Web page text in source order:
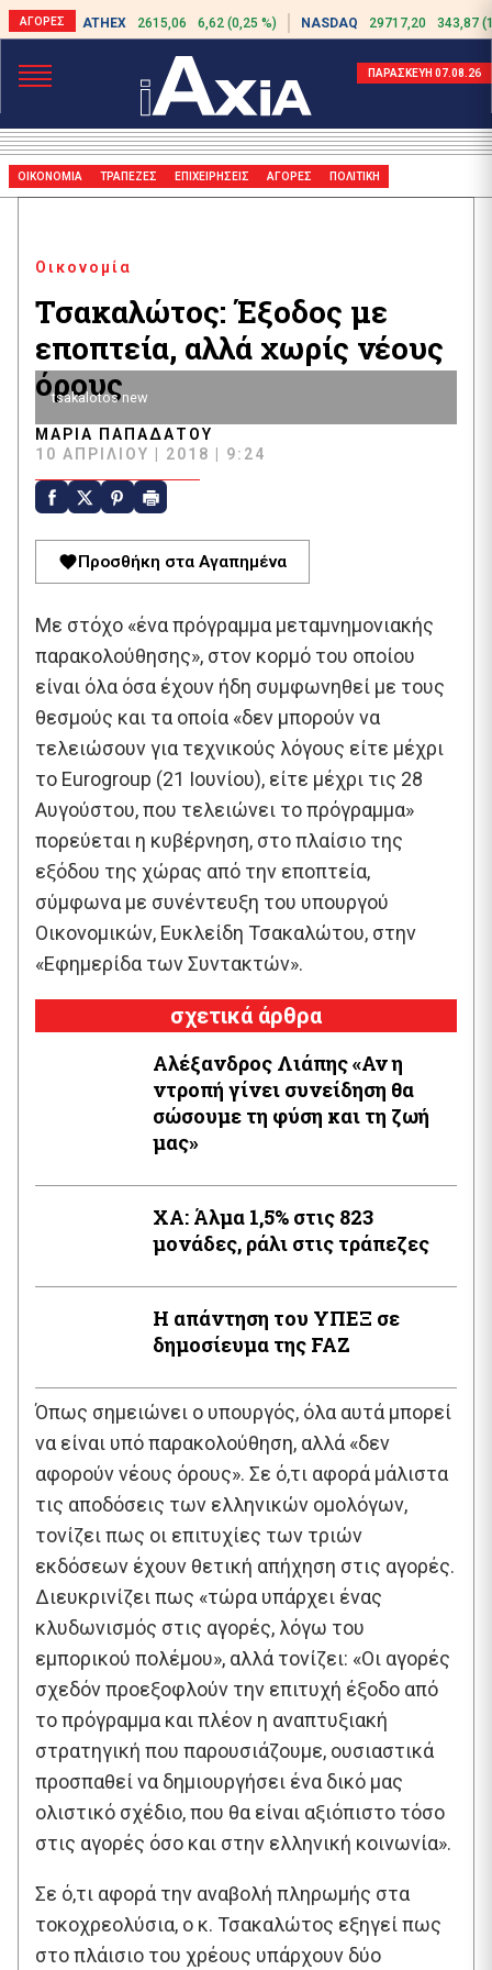
ATHEX 2615,06 6,62 (0,25 %) NASDAQ 29717,20 343,87
ΠΑΡΑΣΚΕΥΗ 07.08.26
ΟΙΚΟΝΟΜΙΑ ΤΡΑΠΕΖΕΣ ΕΠΙΧΕΙΡΗΣΕΙΣ ΑΓΟΡΕΣ ΠΟΛΙΤΙΚΗ
Οικονομία
Τσακαλώτος: Έξοδος με
εποπτεία, αλλά χωρίς νέους
όρους
tsakalotos new
ΜΑΡΊΑ ΠΑΠΑΔΆΤΟΥ
10 ΑΠΡΙΛΊΟΥ | 2018 | 9:24
Προσθήκη στα Αγαπημένα
Με στόχο «ένα πρόγραμμα μεταμνημονιακής
παρακολούθησης», στον κορμό του οποίου
είναι όλα όσα έχουν ήδη συμφωνηθεί με τους
θεσμούς και τα οποία «δεν μπορούν να
τελειώσουν για τεχνικούς λόγους είτε μέχρι
το Eurogroup (21 Ιουνίου), είτε μέχρι τις 28
Αυγούστου, που τελειώνει το πρόγραμμα»
πορεύεται η κυβέρνηση, στο πλαίσιο της
εξόδου της χώρας από την εποπτεία,
σύμφωνα με συνέντευξη του υπουργού
Οικονομικών, Ευκλείδη Τσακαλώτου, στην
«Εφημερίδα των Συντακτών».
σχετικά άρθρα
Αλέξανδρος Λιάπης «Αν η
ντροπή γίνει συνείδηση θα
σώσουμε τη φύση και τη ζωή
μας»
XA: Άλμα 1,5% στις 823
μονάδες, ράλι στις τράπεζες
Η απάντηση του ΥΠΕΞ σε
δημοσίευμα της FAZ
Όπως σημειώνει ο υπουργός, όλα αυτά μπορεί
να είναι υπό παρακολούθηση, αλλά «δεν
αφορούν νέους όρους». Σε ό,τι αφορά μάλιστα
τις αποδόσεις των ελληνικών ομολόγων,
τονίζει πως οι επιτυχίες των τριών
εκδόσεων έχουν θετική απήχηση στις αγορές.
Διευκρινίζει πως «τώρα υπάρχει ένας
κλυδωνισμός στις αγορές, λόγω του
εμπορικού πολέμου», αλλά τονίζει: «Οι αγορές
σχεδόν προεξοφλούν την επιτυχή έξοδο από
το πρόγραμμα και πλέον η αναπτυξιακή
στρατηγική που παρουσιάζουμε, ουσιαστικά
προσπαθεί να δημιουργήσει ένα δικό μας
ολιστικό σχέδιο, που θα είναι αξιόπιστο τόσο
στις αγορές όσο και στην ελληνική κοινωνία».
Σε ό,τι αφορά την αναβολή πληρωμής στα
τοκοχρεολύσια, ο κ. Τσακαλώτος εξηγεί πως
στο πλάισιο του χρέους υπάρχουν δύο